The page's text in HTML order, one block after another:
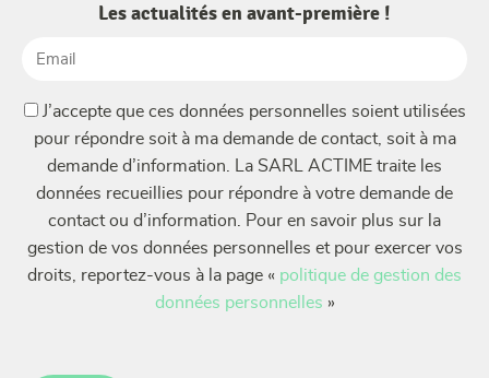
Les actualités en avant-première !
(Nécessaire)
J’accepte que ces données personnelles soient utilisées
pour répondre soit à ma demande de contact, soit à ma
demande d’information. La SARL ACTIME traite les
données recueillies pour répondre à votre demande de
contact ou d’information. Pour en savoir plus sur la
gestion de vos données personnelles et pour exercer vos
droits, reportez-vous à la page « politique de gestion des
données personnelles »